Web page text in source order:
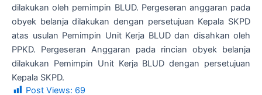
dilakukan oleh pemimpin BLUD. Pergeseran anggaran pada
obyek belanja dilakukan dengan persetujuan Kepala SKPD
atas usulan Pemimpin Unit Kerja BLUD dan disahkan oleh
PPKD. Pergeseran Anggaran pada rincian obyek belanja
dilakukan Pemimpin Unit Kerja BLUD dengan persetujuan
Kepala SKPD.
Post Views: 69